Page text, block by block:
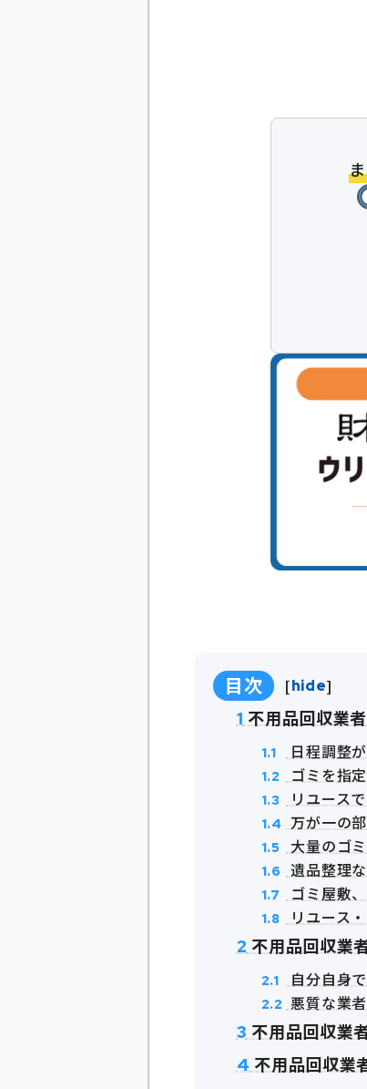
お急ぎ
お電話くだ
目次 [hide]
1 不用品回収業
1.1 日程調整
1.2 ゴミを指
1.3 リユース
1.4 万が一の
1.5 大量のゴ
1.6 遺品整理
1.7 ゴミ屋敷
1.8 リユース
2 不用品回収業
2.1 自分自身
2.2 悪質な業
3 不用品回収業
4 不用品回収業